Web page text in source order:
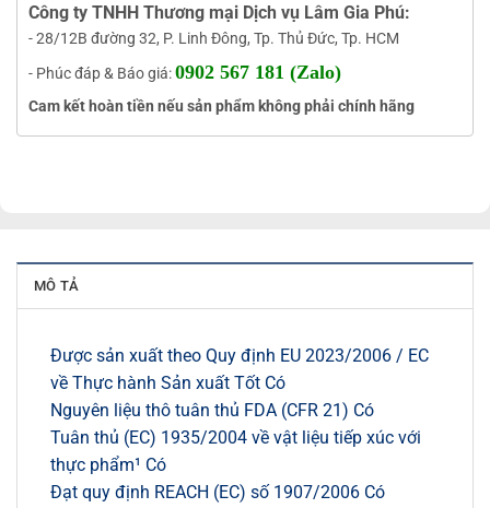
Công ty TNHH Thương mại Dịch vụ Lâm Gia Phú:
- 28/12B đường 32, P. Linh Đông, Tp. Thủ Đức, Tp. HCM
- Phúc đáp & Báo giá:0902 567 181 (Zalo)
Cam kết hoàn tiền nếu sản phẩm không phải chính hãng
MÔ TẢ
Được sản xuất theo Quy định EU 2023/2006 / EC
về Thực hành Sản xuất Tốt Có
Nguyên liệu thô tuân thủ FDA (CFR 21) Có
Tuân thủ (EC) 1935/2004 về vật liệu tiếp xúc với
thực phẩm¹ Có
Đạt quy định REACH (EC) số 1907/2006 Có